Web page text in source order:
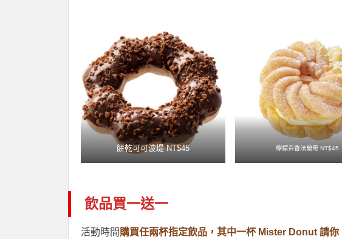
餅乾可可波堤 NT$45 檸檬百香法蘭奇 NT$45
飲品買一送一
活動時間購買任兩杯指定飲品，其中一杯 Mister Donut 請你